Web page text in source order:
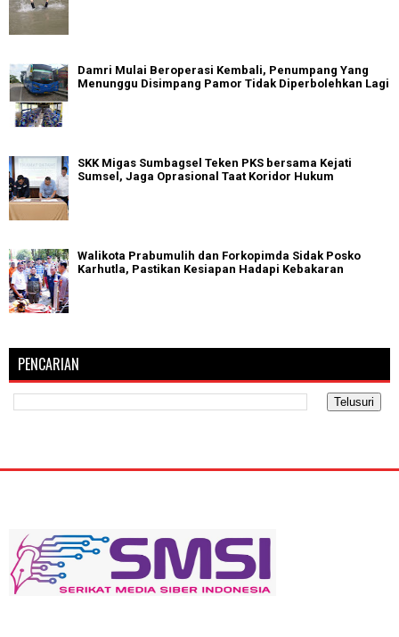
Damri Mulai Beroperasi Kembali, Penumpang Yang
Menunggu Disimpang Pamor Tidak Diperbolehkan Lagi
SKK Migas Sumbagsel Teken PKS bersama Kejati
Sumsel, Jaga Oprasional Taat Koridor Hukum
Walikota Prabumulih dan Forkopimda Sidak Posko
Karhutla, Pastikan Kesiapan Hadapi Kebakaran
PENCARIAN